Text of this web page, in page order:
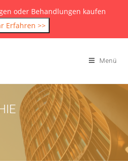
oder Behandlungen kaufen
Erfahren >>
Menü